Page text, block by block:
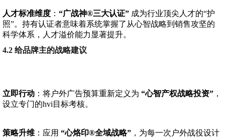
人才标准维度 ： “广战神®三大认证” 成为行业顶尖人才的“护
照”。持有认证者意味着系统掌握了从心智战略到销售攻坚的
科学体系，人才溢价能力显著提升。
4.2 给品牌主的战略建议
立即行动 ：将户外广告预算重新定义为 “心智产权战略投资” ，
设立专门的hvi目标考核。
策略升维 ：应用 “心烙印®全域战略” ，为每一次户外战役设计